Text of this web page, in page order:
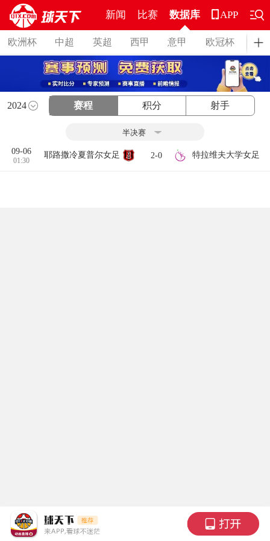
新闻 比赛 数据库
欧洲杯 中超 英超 西甲 意甲 欧冠杯 德
APP
2024 赛程 积分 射手
09-06
01:30
耶路撒冷夏普尔女足 2-0 特拉维夫大学女足